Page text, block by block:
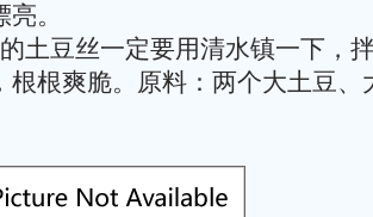
。
豆丝一定要用清水镇一下，
根根爽脆。原料：两个大土豆、